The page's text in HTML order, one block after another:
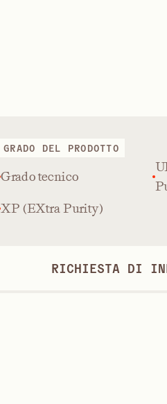
GRADO DEL PRODOTTO
Grado tecnico
XP (EXtra Purity)
RICHIESTA DI